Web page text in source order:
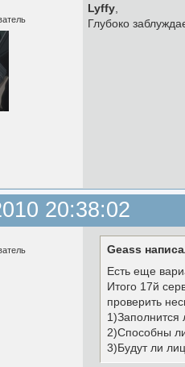
Lyffy
Глубоко
20:38:02
Geass
Есть еще
Итого 17й
проверить
1)Заполнится
2)Способны
3)Будут ли